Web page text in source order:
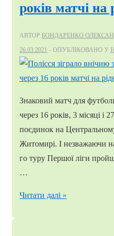
років матчі на
АВТОР БОНДАРЕНКО
26.03.2021
ОПУБЛІКОВАНО У
Знаковий матч для
через 16 років, 3 місяці і
поєдинок на
Житомирі. І незважаючи
го туру Першої ліги
…
Полісся
Читати далі »